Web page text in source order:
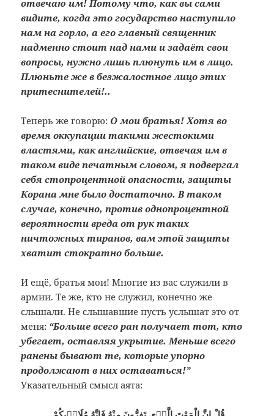
отвечаю им! Потому что, как вы сами
видите, когда это государство наступило
нам на горло, а его главный священник
надменно стоит над нами и задаёт свои
вопросы, нужно лишь плюнуть им в лицо.
Плюньте же в безжалостное лицо этих
притеснителей!..
Теперь же говорю: О мои братья! Хотя во
время оккупации такими жестокими
властями, как английские, отвечая им в
таком виде печатным словом, я подвергал
себя стопроцентной опасности, защиты
Корана мне было достаточно. В таком
случае, конечно, против однопроцентной
вероятности вреда от рук таких
ничтожных тиранов, вам этой защиты
хватит стократно больше.
И ещё, братья мои! Многие из вас служили в
армии. Те же, кто не служил, конечно же
слышали. Не слышавшие пусть услышат это от
меня: “Больше всего ран получает тот, кто
убегает, оставляя укрытие. Меньше всего
ранены бывают те, которые упорно
продолжают в них оставаться!”
Указательный смысл аята: